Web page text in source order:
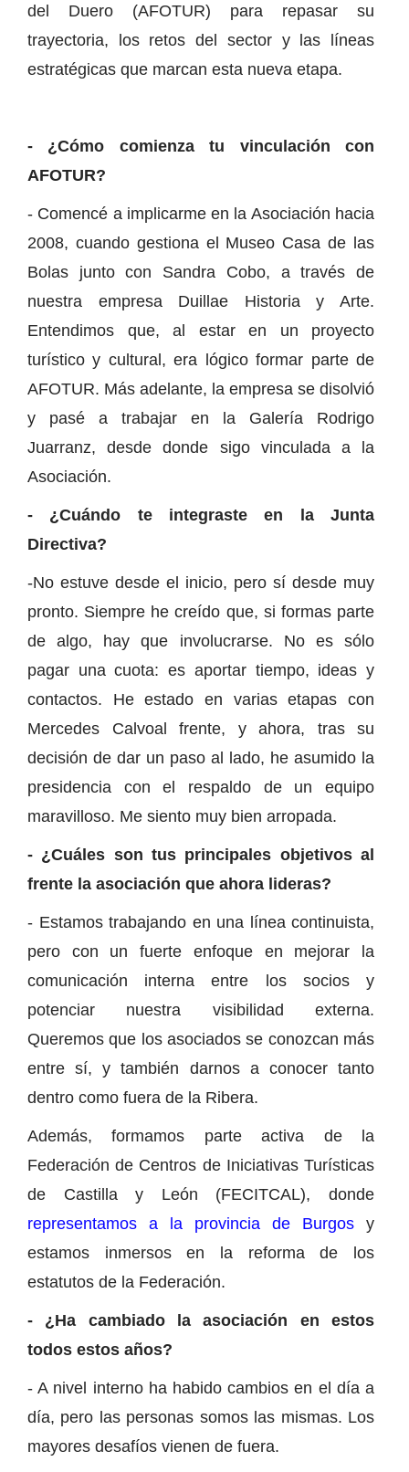
del Duero (AFOTUR) para repasar su
trayectoria, los retos del sector y las líneas
estratégicas que marcan esta nueva etapa.
- ¿Cómo comienza tu vinculación con
AFOTUR?
- Comencé a implicarme en la Asociación hacia
2008, cuando gestiona el Museo Casa de las
Bolas junto con Sandra Cobo, a través de
nuestra empresa Duillae Historia y Arte.
Entendimos que, al estar en un proyecto
turístico y cultural, era lógico formar parte de
AFOTUR. Más adelante, la empresa se disolvió
y pasé a trabajar en la Galería Rodrigo
Juarranz, desde donde sigo vinculada a la
Asociación.
- ¿Cuándo te integraste en la Junta
Directiva?
-No estuve desde el inicio, pero sí desde muy
pronto. Siempre he creído que, si formas parte
de algo, hay que involucrarse. No es sólo
pagar una cuota: es aportar tiempo, ideas y
contactos. He estado en varias etapas con
Mercedes Calvoal frente, y ahora, tras su
decisión de dar un paso al lado, he asumido la
presidencia con el respaldo de un equipo
maravilloso. Me siento muy bien arropada.
- ¿Cuáles son tus principales objetivos al
frente la asociación que ahora lideras?
- Estamos trabajando en una línea continuista,
pero con un fuerte enfoque en mejorar la
comunicación interna entre los socios y
potenciar nuestra visibilidad externa.
Queremos que los asociados se conozcan más
entre sí, y también darnos a conocer tanto
dentro como fuera de la Ribera.
Además, formamos parte activa de la
Federación de Centros de Iniciativas Turísticas
de Castilla y León (FECITCAL), donde
representamos a la provincia de Burgos y
estamos inmersos en la reforma de los
estatutos de la Federación.
- ¿Ha cambiado la asociación en estos
todos estos años?
- A nivel interno ha habido cambios en el día a
día, pero las personas somos las mismas. Los
mayores desafíos vienen de fuera.